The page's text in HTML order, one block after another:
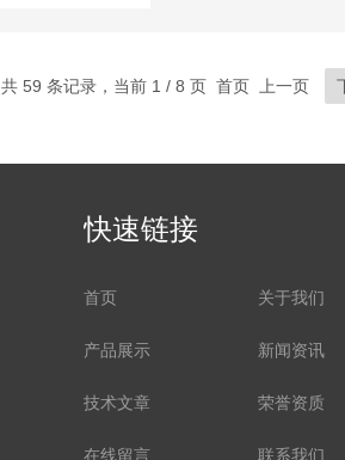
共 59 条记录，当前 1 / 8 页 首页 上一页
快速链接
首页 关于我们
产品展示 新闻资讯
技术文章 荣誉资质
在线留言 联系我们